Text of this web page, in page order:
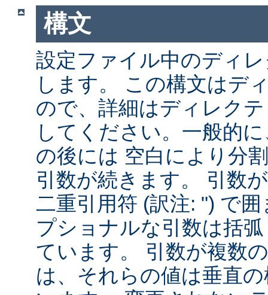
構文
設定ファイル中のディ
します。 この構文はデ
ので、詳細はディレク
してください。一般的
の後には 空白により分
引数が続きます。 引数
二重引用符 (訳注: ") で
プショナルな引数は括
ています。 引数が複数
は、それらの値は垂直